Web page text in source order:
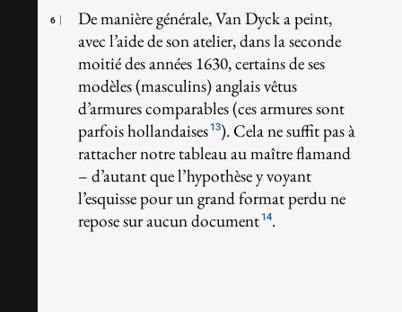
6
De manière générale, Van Dyck a peint,
avec l’aide de son atelier, dans la seconde
moitié des années 1630, certains de ses
modèles (masculins) anglais vêtus
d’armures comparables (ces armures sont
parfois hollandaises 13). Cela ne suffit pas à
rattacher notre tableau au maître flamand
– d’autant que l’hypothèse y voyant
l’esquisse pour un grand format perdu ne
repose sur aucun document 14.